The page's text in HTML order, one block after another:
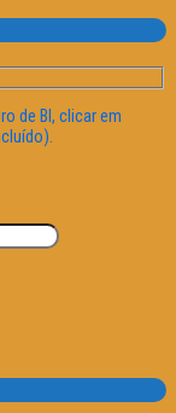
de BI, clicar em